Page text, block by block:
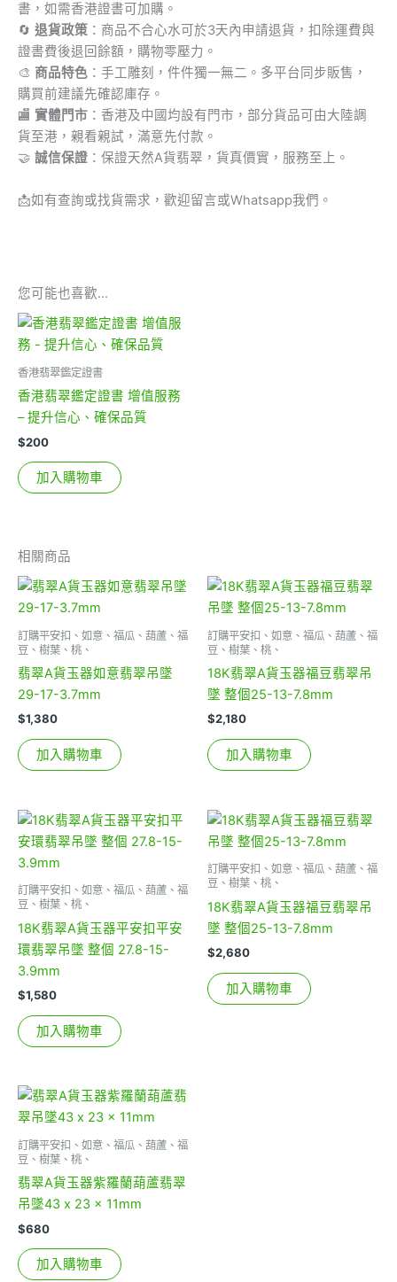
書，如需香港證書可加購。
🔄 退貨政策 ：商品不合心水可於3天內申請退貨，扣除運費與
證書費後退回餘額，購物零壓力。
🎨 商品特色 ：手工雕刻，件件獨一無二。多平台同步販售，
購買前建議先確認庫存。
🏬 實體門市 ：香港及中國均設有門市，部分貨品可由大陸調
貨至港，親看親試，滿意先付款。
🤝 誠信保證 ：保證天然A貨翡翠，貨真價實，服務至上。
📩如有查詢或找貨需求，歡迎留言或Whatsapp我們。
您可能也喜歡…
香港翡翠鑑定證書
香港翡翠鑑定證書 增值服務
– 提升信心、確保品質
$200
加入購物車
相關商品
訂購平安扣、如意、福瓜、葫蘆、福
豆、樹葉、桃、
翡翠A貨玉器如意翡翠吊墜
29-17-3.7mm
$1,380
加入購物車
訂購平安扣、如意、福瓜、葫蘆、福
豆、樹葉、桃、
18K翡翠A貨玉器福豆翡翠吊
墜 整個25-13-7.8mm
$2,180
加入購物車
訂購平安扣、如意、福瓜、葫蘆、福
豆、樹葉、桃、
18K翡翠A貨玉器平安扣平安
環翡翠吊墜 整個 27.8-15-
3.9mm
$1,580
加入購物車
訂購平安扣、如意、福瓜、葫蘆、福
豆、樹葉、桃、
18K翡翠A貨玉器福豆翡翠吊
墜 整個25-13-7.8mm
$2,680
加入購物車
訂購平安扣、如意、福瓜、葫蘆、福
豆、樹葉、桃、
翡翠A貨玉器紫羅蘭葫蘆翡翠
吊墜43 x 23 x 11mm
$680
加入購物車